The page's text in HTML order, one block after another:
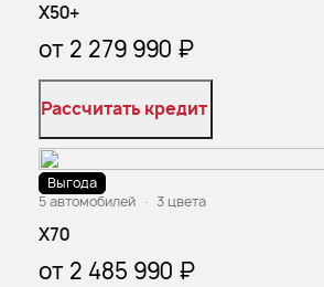
X50+
от 2 279 990 ₽
Рассчитать кредит
Выгода
5 автомобилей · 3 цвета
X70
от 2 485 990 ₽